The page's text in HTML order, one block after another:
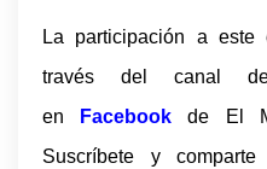
La participación a
través del canal
en
Facebook de El
Suscríbete y